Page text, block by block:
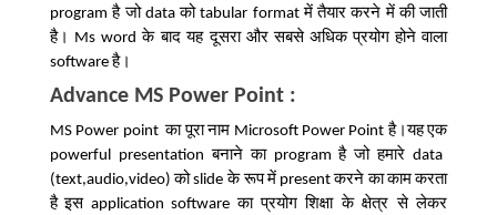
programहै जोdataकोtabular formatमें तैयार करने में की जाती
है। Ms wordके बाद यह दूसरा और सबसे अधिक प्रयोग होने वाला
softwareहै।
Advance MS Power Point :
MS Power pointका पूरा नाम Microsoft Power Pointहै।यह एक
powerful presentationबनाने काprogramहै जो हमारे data
(text,audio,video)कोslideके रूप में presentकरने का काम करता
है इसapplication softwareका प्रयोग शिक्षा के क्षेत्र से लेकर